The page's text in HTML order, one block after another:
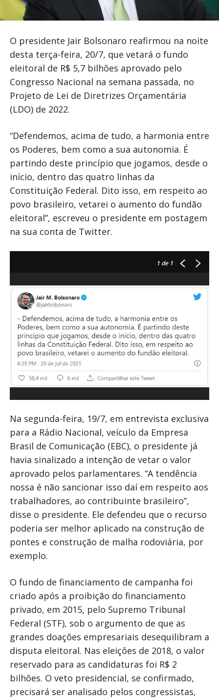
O presidente Jair Bolsonaro reafirmou na noite
desta terça-feira, 20/7, que vetará o fundo
eleitoral de R$ 5,7 bilhões aprovado pelo
Congresso Nacional na semana passada, no
Projeto de Lei de Diretrizes Orçamentária
(LDO) de 2022.
“Defendemos, acima de tudo, a harmonia entre
os Poderes, bem como a sua autonomia. É
partindo deste princípio que jogamos, desde o
início, dentro das quatro linhas da
Constituição Federal. Dito isso, em respeito ao
povo brasileiro, vetarei o aumento do fundão
eleitoral”, escreveu o presidente em postagem
na sua conta de Twitter.
1 de 1
Na segunda-feira, 19/7, em entrevista exclusiva
para a Rádio Nacional, veículo da Empresa
Brasil de Comunicação (EBC), o presidente já
havia sinalizado a intenção de vetar o valor
aprovado pelos parlamentares. “A tendência
nossa é não sancionar isso daí em respeito aos
trabalhadores, ao contribuinte brasileiro”,
disse o presidente. Ele defendeu que o recurso
poderia ser melhor aplicado na construção de
pontes e construção de malha rodoviária, por
exemplo.
O fundo de financiamento de campanha foi
criado após a proibição do financiamento
privado, em 2015, pelo Supremo Tribunal
Federal (STF), sob o argumento de que as
grandes doações empresariais desequilibram a
disputa eleitoral. Nas eleições de 2018, o valor
reservado para as candidaturas foi R$ 2
bilhões. O veto presidencial, se confirmado,
precisará ser analisado pelos congressistas,